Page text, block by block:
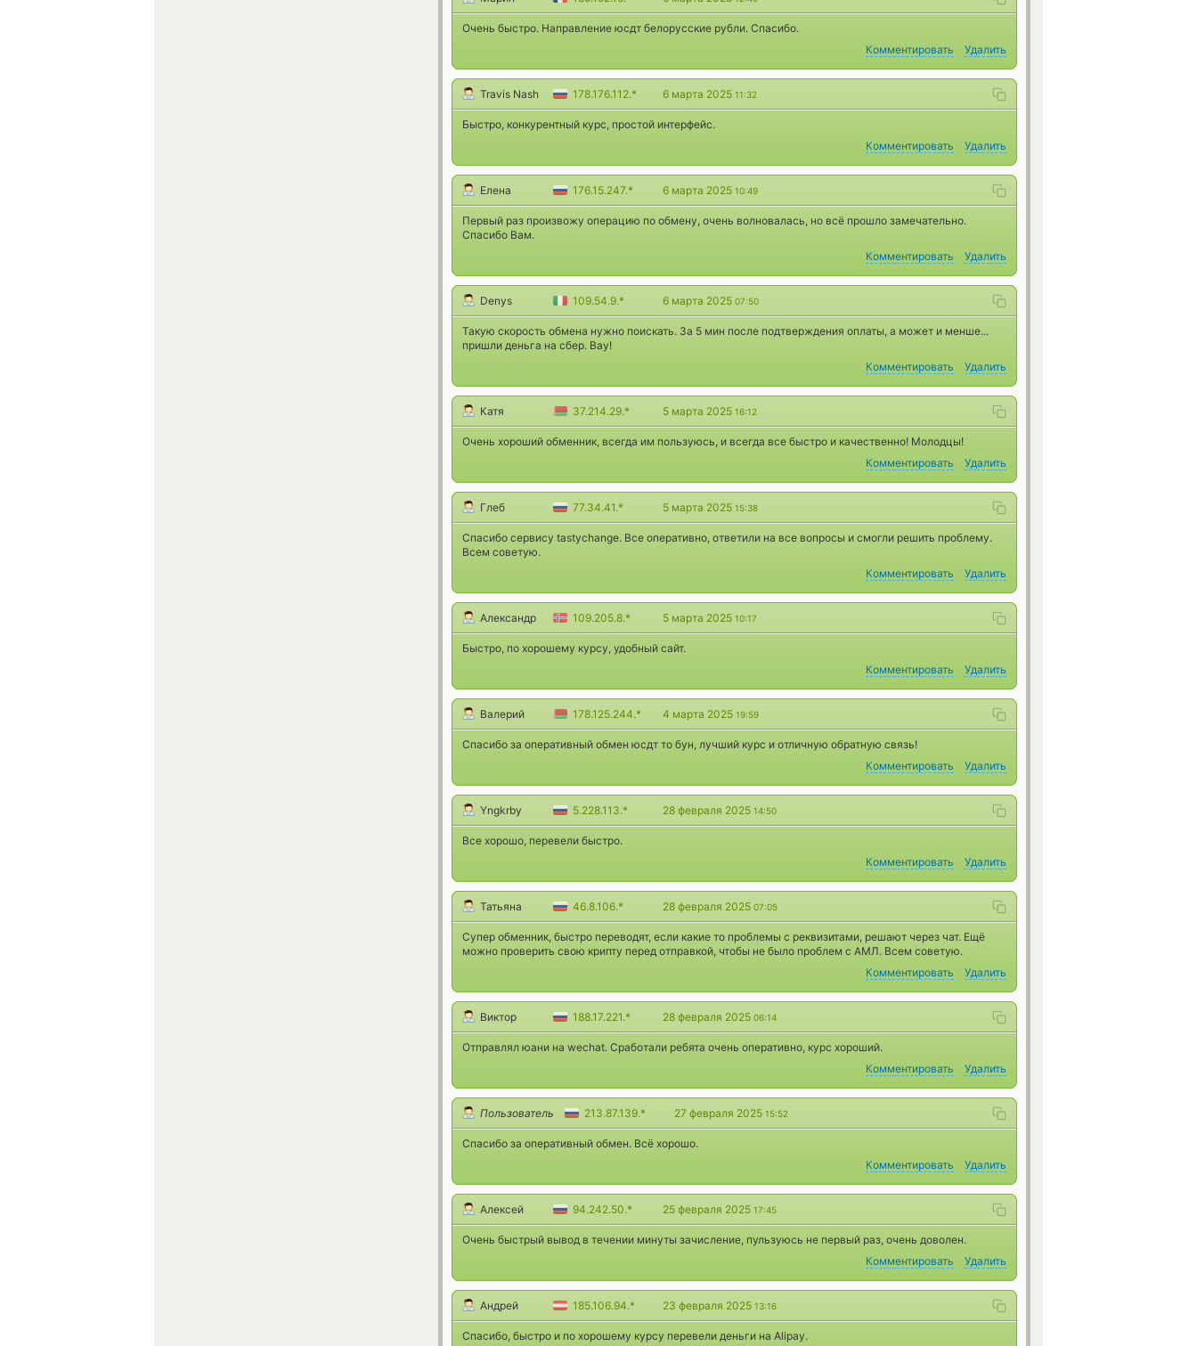
Очень быстро. Направление юсдт белорусские рубли. Спасибо.
Комментировать
Удалить
Travis Nash 178.176.112.* 6 марта 2025 11:32
Быстро, конкурентный курс, простой интерфейс.
Комментировать
Удалить
Елена 176.15.247.* 6 марта 2025 10:49
Первый раз произвожу операцию по обмену, очень волновалась, но всё прошло замечательно.
Спасибо Вам.
Комментировать
Удалить
Denys 109.54.9.* 6 марта 2025 07:50
Такую скорость обмена нужно поискать. За 5 мин после подтверждения оплаты, а может и менше...
пришли деньга на сбер. Вау!
Комментировать
Удалить
Катя 37.214.29.* 5 марта 2025 16:12
Очень хороший обменник, всегда им пользуюсь, и всегда все быстро и качественно! Молодцы!
Комментировать
Удалить
Глеб 77.34.41.* 5 марта 2025 15:38
Спасибо сервису tastychange. Все оперативно, ответили на все вопросы и смогли решить проблему.
Всем советую.
Комментировать
Удалить
Александр 109.205.8.* 5 марта 2025 10:17
Быстро, по хорошему курсу, удобный сайт.
Комментировать
Удалить
Валерий 178.125.244.* 4 марта 2025 19:59
Спасибо за оперативный обмен юсдт то бун, лучший курс и отличную обратную связь!
Комментировать
Удалить
Yngkrby 5.228.113.* 28 февраля 2025 14:50
Все хорошо, перевели быстро.
Комментировать
Удалить
Татьяна 46.8.106.* 28 февраля 2025 07:05
Супер обменник, быстро переводят, если какие то проблемы с реквизитами, решают через чат. Ещё
можно проверить свою крипту перед отправкой, чтобы не было проблем с АМЛ. Всем советую.
Комментировать
Удалить
Виктор 188.17.221.* 28 февраля 2025 06:14
Отправлял юани на wechat. Сработали ребята очень оперативно, курс хороший.
Комментировать
Удалить
Пользователь 213.87.139.* 27 февраля 2025 15:52
Спасибо за оперативный обмен. Всё хорошо.
Комментировать
Удалить
Алексей 94.242.50.* 25 февраля 2025 17:45
Очень быстрый вывод в течении минуты зачисление, пульзуюсь не первый раз, очень доволен.
Комментировать
Удалить
Андрей 185.106.94.* 23 февраля 2025 13:16
Спасибо, быстро и по хорошему курсу перевели деньги на Alipay.